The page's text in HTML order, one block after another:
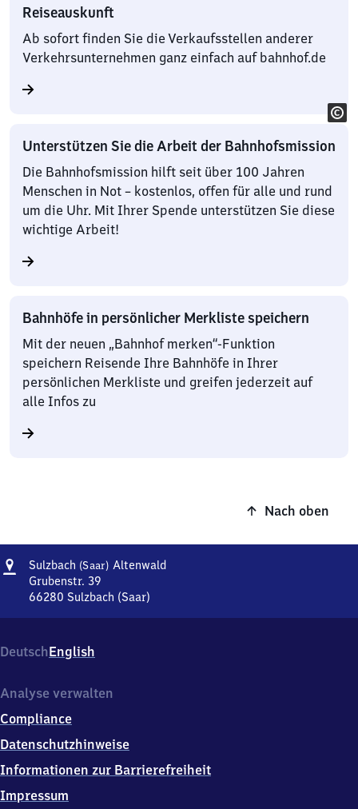
Reiseauskunft
Ab sofort finden Sie die Verkaufsstellen anderer
Verkehrsunternehmen ganz einfach auf bahnhof.de
Unterstützen Sie die Arbeit der Bahnhofsmission
Die Bahnhofsmission hilft seit über 100 Jahren
Menschen in Not – kostenlos, offen für alle und rund
um die Uhr. Mit Ihrer Spende unterstützen Sie diese
wichtige Arbeit!
Bahnhöfe in persönlicher Merkliste speichern
Mit der neuen „Bahnhof merken“-Funktion
speichern Reisende Ihre Bahnhöfe in Ihrer
persönlichen Merkliste und greifen jederzeit auf
alle Infos zu
Nach oben
Adresse
Sulzbach (Saar) AltenwaldSulzbach
Grubenstr. 39
66280 Sulzbach (Saar)
Altenwald,
Grubenstr.
6
2
8
Sulzbach
(Saar)
DeutschEnglish
Analyse verwalten
Compliance
Datenschutzhinweise
Informationen zur Barrierefreiheit
Impressum